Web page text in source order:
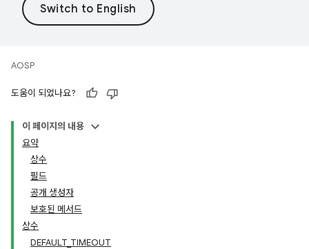
AOSP
도움이 되었나요?
이 페이지의 내용
요약
상수
필드
공개 생성자
보호된 메서드
상수
DEFAULT_TIMEOUT